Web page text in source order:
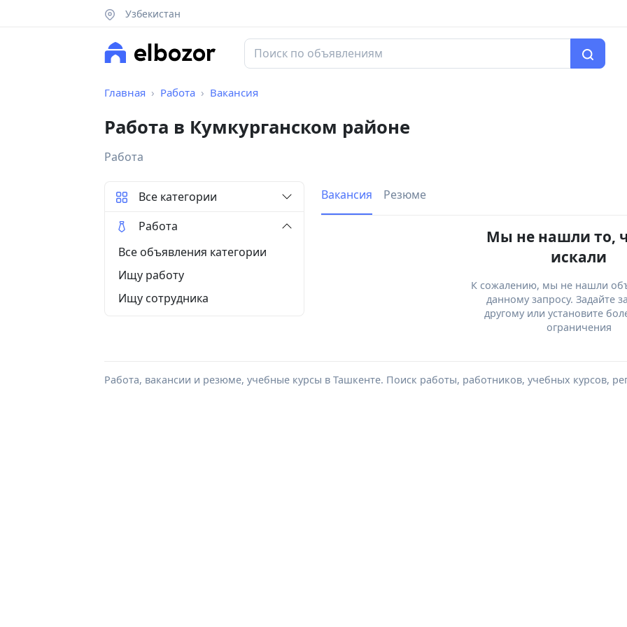
Узбекистан
Главная Работа Вакансия
Работа в Кумкурганском районе
Работа
Вакансия Резюме
Мы не нашли то,
искали
К сожалению, мы не нашли
данному запросу. Задайте
другому или установите
ограничения
Все категории
Работа
Все объявления категории
Ищу работу
Ищу сотрудника
Работа, вакансии и резюме, учебные курсы в Ташкенте. Поиск работы, работников, учебных курсов,